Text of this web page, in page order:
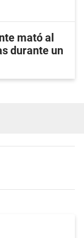
mató al
durante un